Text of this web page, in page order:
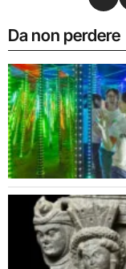
Da non perdere